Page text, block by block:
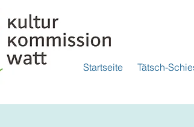
Startseite Tätsch-